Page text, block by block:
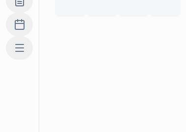
Indkøbslisten
Madplan
Mere